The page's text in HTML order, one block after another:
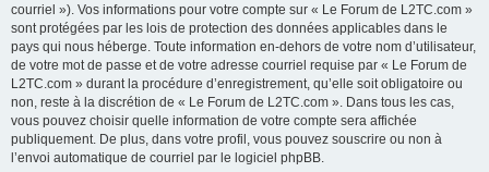
courriel »). Vos informations pour votre compte sur « Le Forum de L2TC.com »
sont protégées par les lois de protection des données applicables dans le
pays qui nous héberge. Toute information en-dehors de votre nom d’utilisateur,
de votre mot de passe et de votre adresse courriel requise par « Le Forum de
L2TC.com » durant la procédure d’enregistrement, qu’elle soit obligatoire ou
non, reste à la discrétion de « Le Forum de L2TC.com ». Dans tous les cas,
vous pouvez choisir quelle information de votre compte sera affichée
publiquement. De plus, dans votre profil, vous pouvez souscrire ou non à
l’envoi automatique de courriel par le logiciel phpBB.